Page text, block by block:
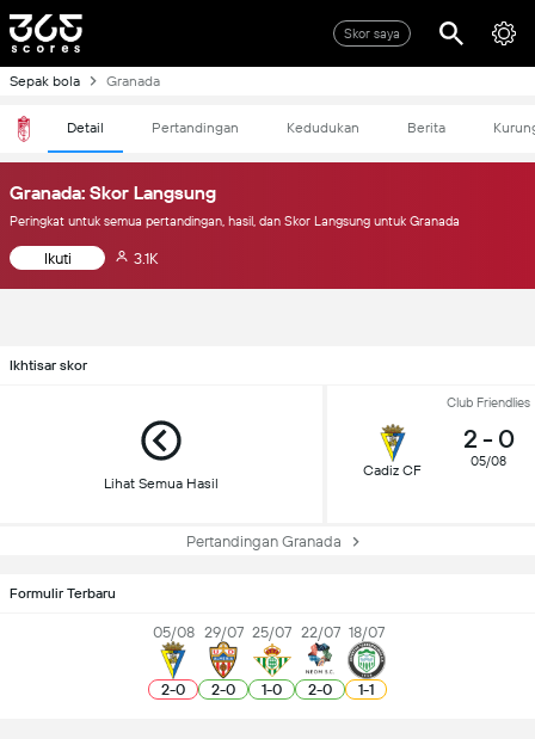
Skor saya
Sepak bola Granada
Detail Pertandingan Kedudukan Berita
Granada: Skor Langsung
Peringkat untuk semua pertandingan, hasil, dan Skor Langsung untuk Granada
Ikuti 3.1K
Ikhtisar skor
Lihat Semua Hasil
Club Friendlies
Cadiz CF
2 - 0
05/08
Pertandingan Granada
Formulir Terbaru
05/08
2-0
29/07
2-0
25/07
1-0
22/07
2-0
18/07
1-1